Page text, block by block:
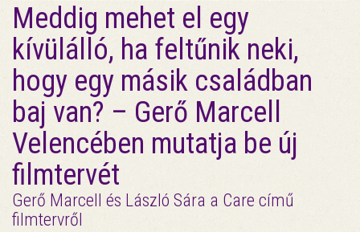
Meddig mehet el egy
kívülálló, ha feltűnik neki,
hogy egy másik családban
baj van? – Gerő Marcell
Velencében mutatja be új
filmtervét
Gerő Marcell és László Sára a Care című
filmtervről